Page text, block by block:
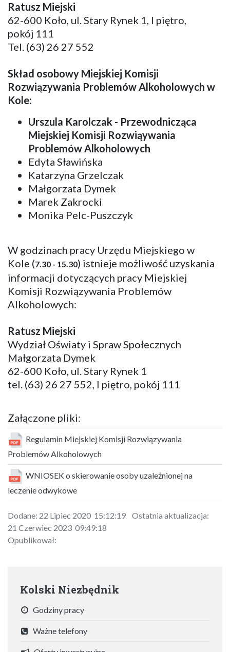
Ratusz Miejski
62-600 Koło, ul. Stary Rynek 1, I piętro,
pokój 111
Tel. (63) 26 27 552
Skład osobowy Miejskiej Komisji
Rozwiązywania Problemów Alkoholowych w
Kole:
Urszula Karolczak - Przewodnicząca
Miejskiej Komisji Rozwiąywania
Problemów Alkoholowych
Edyta Sławińska
Katarzyna Grzelczak
Małgorzata Dymek
Marek Zakrocki
Monika Pelc-Puszczyk
W godzinach pracy Urzędu Miejskiego w
Kole (7.30 - 15.30) istnieje możliwość uzyskania
informacji dotyczących pracy Miejskiej
Komisji Rozwiązywania Problemów
Alkoholowych:
Ratusz Miejski
Wydział Oświaty i Spraw Społecznych
Małgorzata Dymek
62-600 Koło, ul. Stary Rynek 1
tel. (63) 26 27 552, I piętro, pokój 111
Załączone pliki:
Regulamin Miejskiej Komisji Rozwiązywania
Problemów Alkoholowych
WNIOSEK o skierowanie osoby uzależnionej na
leczenie odwykowe
Dodane: 22 Lipiec 2020 15:12:19 Ostatnia aktualizacja:
21 Czerwiec 2023 09:49:18
Opublikował:
Kolski Niezbędnik
Godziny pracy
Ważne telefony